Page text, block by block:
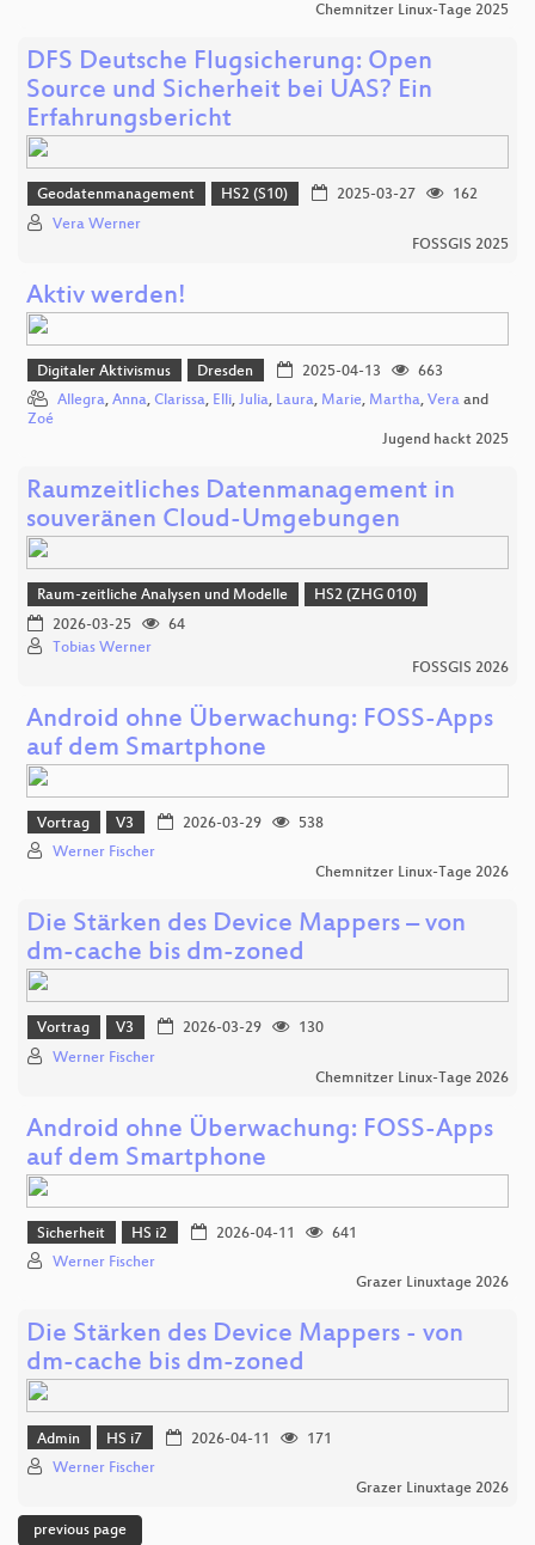
Chemnitzer Linux-Tage 2025
DFS Deutsche Flugsicherung: Open
Source und Sicherheit bei UAS? Ein
Erfahrungsbericht
Geodatenmanagement HS2 (S10) 2025-03-27
162
Vera Werner
FOSSGIS 2025
Aktiv werden!
Digitaler Aktivismus Dresden 2025-04-13
663
Allegra, Anna, Clarissa, Elli, Julia, Laura, Marie, Martha, Vera and
Zoé
Jugend hackt 2025
Raumzeitliches Datenmanagement in
souveränen Cloud-Umgebungen
Raum-zeitliche Analysen und Modelle
HS2 (ZHG 010)
2026-03-25
64
Tobias Werner
FOSSGIS 2026
Android ohne Überwachung: FOSS-Apps
auf dem Smartphone
Vortrag V3 2026-03-29
538
Werner Fischer
Chemnitzer Linux-Tage 2026
Die Stärken des Device Mappers – von
dm-cache bis dm-zoned
Vortrag V3 2026-03-29
130
Werner Fischer
Chemnitzer Linux-Tage 2026
Android ohne Überwachung: FOSS-Apps
auf dem Smartphone
Sicherheit HS i2 2026-04-11
641
Werner Fischer
Grazer Linuxtage 2026
Die Stärken des Device Mappers - von
dm-cache bis dm-zoned
Admin HS i7 2026-04-11
171
Werner Fischer
Grazer Linuxtage 2026
previous page